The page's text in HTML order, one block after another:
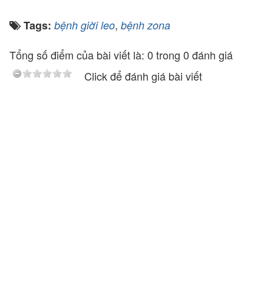
Tags: bệnh giời leo, bệnh zona
Tổng số điểm của bài viết là: 0 trong 0 đánh giá
Click để đánh giá bài viết